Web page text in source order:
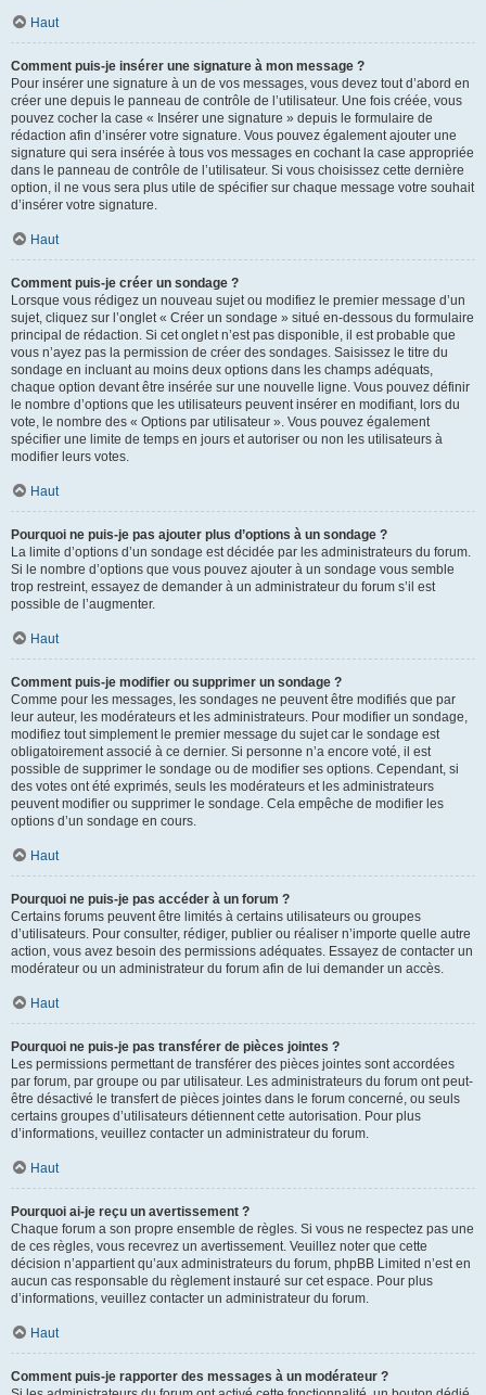
Haut
Comment puis-je insérer une signature à mon message ?
Pour insérer une signature à un de vos messages, vous devez tout d’abord en
créer une depuis le panneau de contrôle de l’utilisateur. Une fois créée, vous
pouvez cocher la case « Insérer une signature » depuis le formulaire de
rédaction afin d’insérer votre signature. Vous pouvez également ajouter une
signature qui sera insérée à tous vos messages en cochant la case appropriée
dans le panneau de contrôle de l’utilisateur. Si vous choisissez cette dernière
option, il ne vous sera plus utile de spécifier sur chaque message votre souhait
d’insérer votre signature.
Haut
Comment puis-je créer un sondage ?
Lorsque vous rédigez un nouveau sujet ou modifiez le premier message d’un
sujet, cliquez sur l’onglet « Créer un sondage » situé en-dessous du formulaire
principal de rédaction. Si cet onglet n’est pas disponible, il est probable que
vous n’ayez pas la permission de créer des sondages. Saisissez le titre du
sondage en incluant au moins deux options dans les champs adéquats,
chaque option devant être insérée sur une nouvelle ligne. Vous pouvez définir
le nombre d’options que les utilisateurs peuvent insérer en modifiant, lors du
vote, le nombre des « Options par utilisateur ». Vous pouvez également
spécifier une limite de temps en jours et autoriser ou non les utilisateurs à
modifier leurs votes.
Haut
Pourquoi ne puis-je pas ajouter plus d’options à un sondage ?
La limite d’options d’un sondage est décidée par les administrateurs du forum.
Si le nombre d’options que vous pouvez ajouter à un sondage vous semble
trop restreint, essayez de demander à un administrateur du forum s’il est
possible de l’augmenter.
Haut
Comment puis-je modifier ou supprimer un sondage ?
Comme pour les messages, les sondages ne peuvent être modifiés que par
leur auteur, les modérateurs et les administrateurs. Pour modifier un sondage,
modifiez tout simplement le premier message du sujet car le sondage est
obligatoirement associé à ce dernier. Si personne n’a encore voté, il est
possible de supprimer le sondage ou de modifier ses options. Cependant, si
des votes ont été exprimés, seuls les modérateurs et les administrateurs
peuvent modifier ou supprimer le sondage. Cela empêche de modifier les
options d’un sondage en cours.
Haut
Pourquoi ne puis-je pas accéder à un forum ?
Certains forums peuvent être limités à certains utilisateurs ou groupes
d’utilisateurs. Pour consulter, rédiger, publier ou réaliser n’importe quelle autre
action, vous avez besoin des permissions adéquates. Essayez de contacter un
modérateur ou un administrateur du forum afin de lui demander un accès.
Haut
Pourquoi ne puis-je pas transférer de pièces jointes ?
Les permissions permettant de transférer des pièces jointes sont accordées
par forum, par groupe ou par utilisateur. Les administrateurs du forum ont peut-
être désactivé le transfert de pièces jointes dans le forum concerné, ou seuls
certains groupes d’utilisateurs détiennent cette autorisation. Pour plus
d’informations, veuillez contacter un administrateur du forum.
Haut
Pourquoi ai-je reçu un avertissement ?
Chaque forum a son propre ensemble de règles. Si vous ne respectez pas une
de ces règles, vous recevrez un avertissement. Veuillez noter que cette
décision n’appartient qu’aux administrateurs du forum, phpBB Limited n’est en
aucun cas responsable du règlement instauré sur cet espace. Pour plus
d’informations, veuillez contacter un administrateur du forum.
Haut
Comment puis-je rapporter des messages à un modérateur ?